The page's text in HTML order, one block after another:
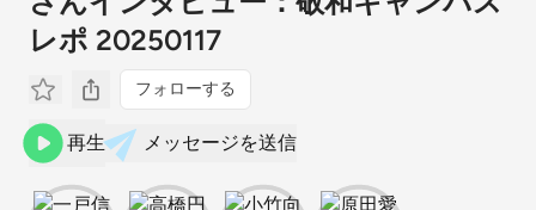
レポ 20250117
フォローする
再生 メッセージを送信